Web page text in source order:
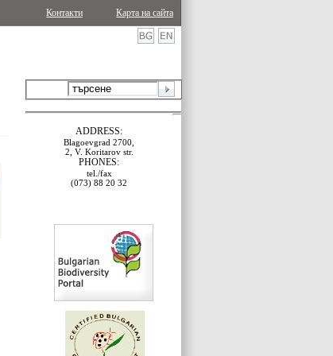
Карта на сайта
Контакти
ADDRESS:
Blagoevgrad 2700,
2, V. Koritarov str.
PHONES:
tel./fax
(073) 88 20 32